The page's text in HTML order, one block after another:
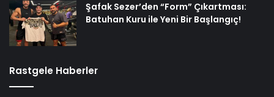
Şafak Sezer’den “Form” Çıkartması:
Batuhan Kuru ile Yeni Bir Başlangıç!
Rastgele Haberler